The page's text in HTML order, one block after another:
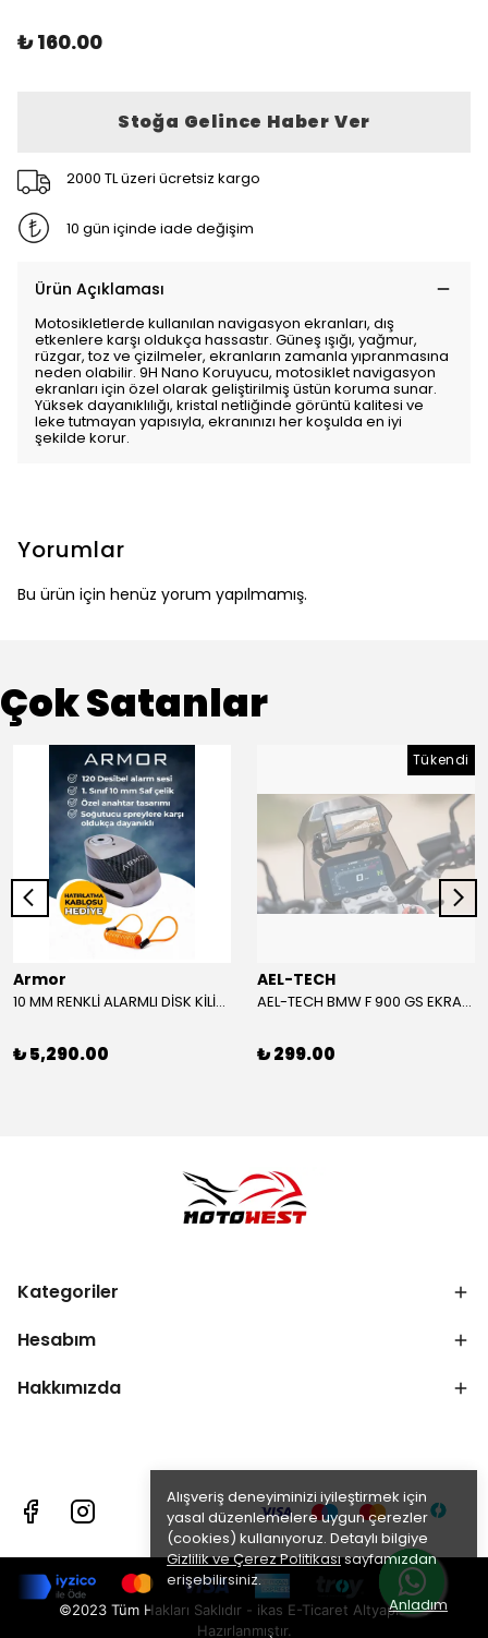
Alışveriş deneyiminizi iyileştirmek için
yasal düzenlemelere uygun çerezler
(cookies) kullanıyoruz. Detaylı bilgiye
Gizlilik ve Çerez Politikasısayfamızdan
erişebilirsiniz.
Anladım
₺ 160.00
Stoğa Gelince Haber Ver
2000 TL üzeri ücretsiz kargo
10 gün içinde iade değişim
Ürün Açıklaması
Motosikletlerde kullanılan navigasyon ekranları, dış
etkenlere karşı oldukça hassastır. Güneş ışığı, yağmur,
rüzgar, toz ve çizilmeler, ekranların zamanla yıpranmasına
neden olabilir. 9H Nano Koruyucu, motosiklet navigasyon
ekranları için özel olarak geliştirilmiş üstün koruma sunar.
Yüksek dayanıklılığı, kristal netliğinde görüntü kalitesi ve
leke tutmayan yapısıyla, ekranınızı her koşulda en iyi
şekilde korur.
Yorumlar
Bu ürün için henüz yorum yapılmamış.
Çok Satanlar
Armor
10 MM RENKLİ ALARMLI DİSK KİLİDİ YENİ VERSİYON
₺ 5,290.00
Tükendi
AEL-TECH
AEL-TECH BMW F 900 GS EKRAN/GÖSTERGE KORUYUCU 2024-2025
₺ 299.00
Kategoriler
Hesabım
Hakkımızda
©2023 Tüm Hakları Saklıdır - ikas E-Ticaret Altyapısı ile
Hazırlanmıştır.